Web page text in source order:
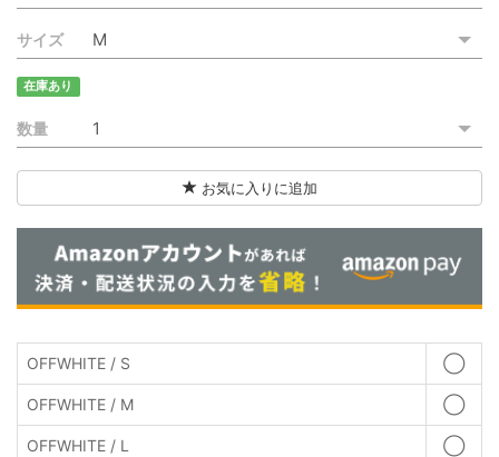
サイズ
在庫あり
数量
お気に入りに追加
OFFWHITE / S ◯
OFFWHITE / M ◯
OFFWHITE / L ◯